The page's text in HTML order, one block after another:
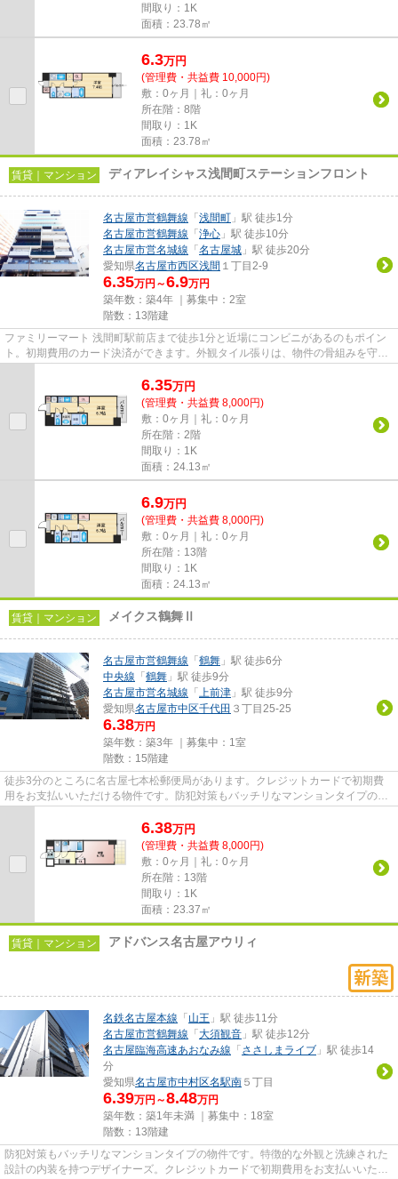
間取り：1K
面積：23.78㎡
6.3万円
(管理費・共益費 10,000円)
敷：0ヶ月｜礼：0ヶ月
所在階：8階
間取り：1K
面積：23.78㎡
賃貸｜マンション ディアレイシャス浅間町ステーションフロント
名古屋市営鶴舞線 「 浅間町 」駅 徒歩1分
名古屋市営鶴舞線 「 浄心 」駅 徒歩10分
名古屋市営名城線 「 名古屋城 」駅 徒歩20分
愛知県名古屋市西区浅間 １丁目2-9
6.35万円～6.9万円
築年数：築4年 ｜募集中： 2室
階数：13階建
ファミリーマート 浅間町駅前店まで徒歩1分と近場にコンビニがあるのもポイン
ト。初期費用のカード決済ができます。外観タイル張りは、物件の骨組みを守る
6.35万円
(管理費・共益費 8,000円)
敷：0ヶ月｜礼：0ヶ月
所在階：2階
間取り：1K
面積：24.13㎡
6.9万円
(管理費・共益費 8,000円)
敷：0ヶ月｜礼：0ヶ月
所在階：13階
間取り：1K
面積：24.13㎡
賃貸｜マンション メイクス鶴舞Ⅱ
名古屋市営鶴舞線 「 鶴舞 」駅 徒歩6分
中央線 「 鶴舞 」駅 徒歩9分
名古屋市営名城線 「 上前津 」駅 徒歩9分
愛知県名古屋市中区千代田 ３丁目25-25
6.38万円
築年数：築3年 ｜募集中： 1室
階数：15階建
徒歩3分のところに名古屋七本松郵便局があります。クレジットカードで初期費
用をお支払いいただける物件です。防犯対策もバッチリなマンションタイプの物
6.38万円
(管理費・共益費 8,000円)
敷：0ヶ月｜礼：0ヶ月
所在階：13階
間取り：1K
面積：23.37㎡
賃貸｜マンション アドバンス名古屋アウリィ
名鉄名古屋本線 「 山王 」駅 徒歩11分
名古屋市営鶴舞線 「 大須観音 」駅 徒歩12分
名古屋臨海高速あおなみ線 「 ささしまライブ 」駅 徒歩14
分
愛知県名古屋市中村区名駅南 ５丁目
6.39万円～8.48万円
築年数：築1年未満 ｜募集中： 18室
階数：13階建
防犯対策もバッチリなマンションタイプの物件です。特徴的な外観と洗練された
設計の内装を持つデザイナーズ。クレジットカードで初期費用をお支払いいただ